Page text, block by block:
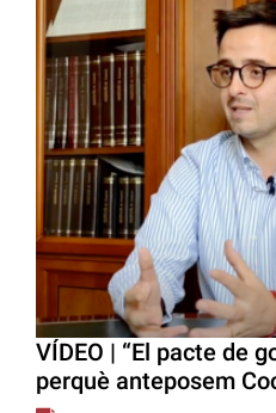
VÍDEO | “El pacte de
perquè anteposem